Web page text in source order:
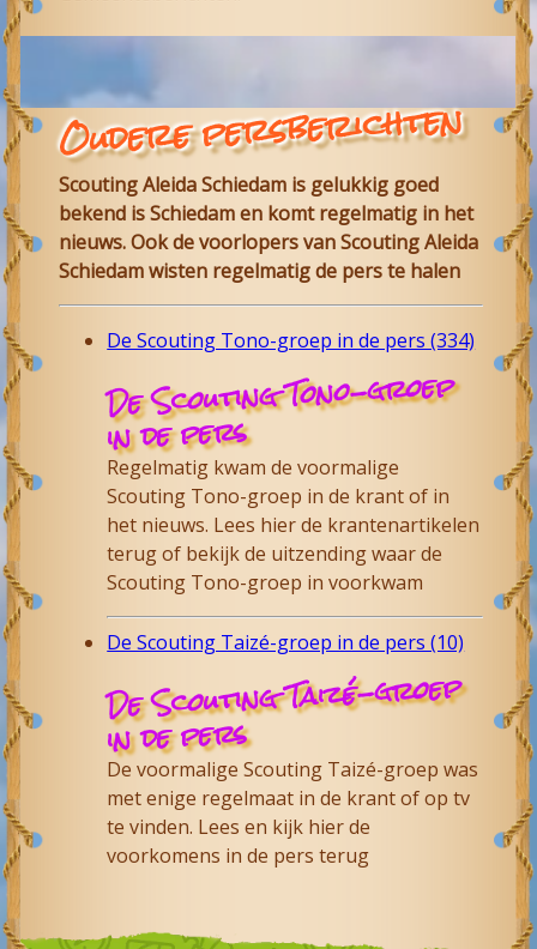
Oudere persberichten
Scouting Aleida Schiedam is gelukkig goed
bekend is Schiedam en komt regelmatig in het
nieuws. Ook de voorlopers van Scouting Aleida
Schiedam wisten regelmatig de pers te halen
De Scouting Tono-groep in de pers (334)
De Scouting Tono-groep
in de pers
Regelmatig kwam de voormalige
Scouting Tono-groep in de krant of in
het nieuws. Lees hier de krantenartikelen
terug of bekijk de uitzending waar de
Scouting Tono-groep in voorkwam
De Scouting Taizé-groep in de pers (10)
De Scouting Taizé-groep
in de pers
De voormalige Scouting Taizé-groep was
met enige regelmaat in de krant of op tv
te vinden. Lees en kijk hier de
voorkomens in de pers terug